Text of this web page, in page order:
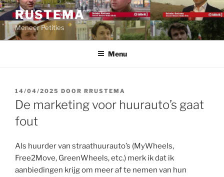
Ga
naar
inhoud
RUSTEMA
Meneer Petities
Menu
GEPLAATST
OP
14/04/2025 DOOR RRUSTEMA
De marketing voor huurauto’s gaat
fout
Als huurder van straathuurauto’s (MyWheels,
Free2Move, GreenWheels, etc.) merk ik dat ik
aanbiedingen krijg om meer af te nemen van hun